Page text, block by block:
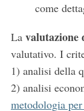
come
Lavalutazione
valutativo. I
1) analisi della
2) analisi
metodologia